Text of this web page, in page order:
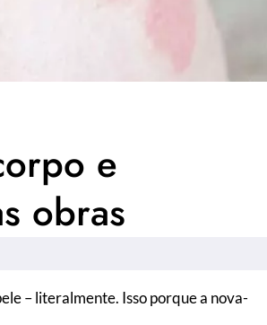
e
obras
– literalmente. Isso porque a nova-